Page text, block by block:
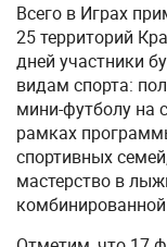
Всего в Играх
25 территорий
дней участники
видам спорта:
мини-футболу на
рамках
спортивных
мастерство в